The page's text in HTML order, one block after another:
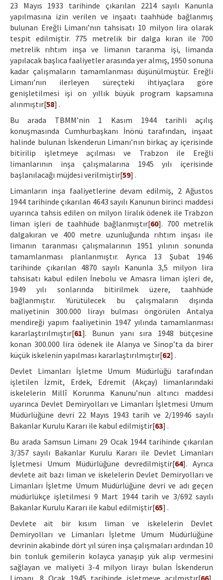
23 Mayıs 1933 tarihinde çıkarılan 2214 sayılı Kanunla
yapılmasına izin verilen ve inşaatı taahhüde bağlanmış
bulunan Ereğli Limanı’nın tahsisatı 10 milyon lira olarak
tespit edilmiştir. 775 metrelik bir dalga kıran ile 700
metrelik rıhtım inşa ve limanın taranma işi, limanda
yapılacak başlıca faaliyetler arasında yer almış, 1950 sonuna
kadar çalışmaların tamamlanması düşünülmüştür. Ereğli
Limanı’nın ilerleyen süreçteki ihtiyaçlara göre
genişletilmesi işi on yıllık büyük program kapsamına
alınmıştır[58] .
Bu arada TBMM’nin 1 Kasım 1944 tarihli açılış
konuşmasında Cumhurbaşkanı İnönü tarafından, inşaat
halinde bulunan İskenderun Limanı’nın birkaç ay içerisinde
bitirilip işletmeye açılması ve Trabzon ile Ereğli
limanlarının inşa çalışmalarına 1945 yılı içerisinde
başlanılacağı müjdesi verilmiştir[59] .
Limanların inşa faaliyetlerine devam edilmiş, 2 Ağustos
1944 tarihinde çıkarılan 4643 sayılı Kanunun birinci maddesi
uyarınca tahsis edilen on milyon liralık ödenek ile Trabzon
liman işleri de taahhüde bağlanmıştır[60]. 700 metrelik
dalgakıran ve 400 metre uzunluğunda rıhtım inşası ile
limanın taranması çalışmalarının 1951 yılının sonunda
tamamlanması planlanmıştır. Ayrıca 13 Şubat 1946
tarihinde çıkarılan 4870 sayılı Kanunla 3,5 milyon lira
tahsisatı kabul edilen İnebolu ve Amasra liman işleri de,
1949 yılı sonlarında bitirilmek üzere, taahhüde
bağlanmıştır. Yürütülecek bu çalışmaların dışında
maliyetinin 300.000 lirayı bulması öngörülen Antalya
mendireği yapım faaliyetinin 1947 yılında tamamlanması
kararlaştırılmıştır[61]. Bunun yanı sıra 1948 bütçesine
konan 300.000 lira ödenek ile Alanya ve Sinop’ta da birer
küçük iskelenin yapılması kararlaştırılmıştır[62] .
Devlet Limanları İşletme Umum Müdürlüğü tarafından
işletilen İzmit, Erdek, Edremit (Akçay) limanlarındaki
iskelelerin Millî Korunma Kanunu’nun altıncı maddesi
uyarınca Devlet Demiryolları ve Limanları İşletmesi Umum
Müdürlüğüne devri 22 Mayıs 1943 tarih ve 2/19946 sayılı
Bakanlar Kurulu Kararı ile kabul edilmiştir[63] .
Bu arada Samsun Limanı 29 Ocak 1944 tarihinde çıkarılan
3/357 sayılı Bakanlar Kurulu Kararı ile Devlet Limanları
İşletmesi Umum Müdürlüğüne devredilmiştir[64]. Ayrıca
devlete ait bazı liman ve iskelelerin Devlet Demiryolları ve
Limanları İşletme Umum Müdürlüğüne devri ve adı geçen
müdürlükçe işletilmesi 9 Mart 1944 tarih ve 3/692 sayılı
Bakanlar Kurulu Kararı ile kabul edilmiştir[65] .
Devlete ait bir kısım liman ve iskelelerin Devlet
Demiryolları ve Limanları İşletme Umum Müdürlüğüne
devrinin akabinde dört yıl süren inşa çalışmaları ardından 10
bin tonluk gemilerin kolayca yanaşıp yük alıp vermesini
sağlayan ve maliyeti 3-4 milyon lirayı bulan İskenderun